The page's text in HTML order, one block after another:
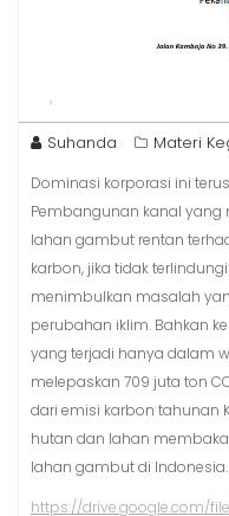
Suhanda Materi
Dominasi korporasi ini
Pembangunan kanal
lahan gambut rentan
karbon, jika tidak
menimbulkan masalah
perubahan iklim. Bahkan
yang terjadi hanya dalam
melepaskan 709 juta ton
dari emisi karbon tahunan
hutan dan lahan
lahan gambut di Indonesia.
https://drive.google.com/file/